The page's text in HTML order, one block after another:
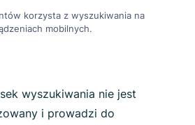
korzysta z wyszukiwania na
mobilnych.
wyszukiwania nie jest
i prowadzi do